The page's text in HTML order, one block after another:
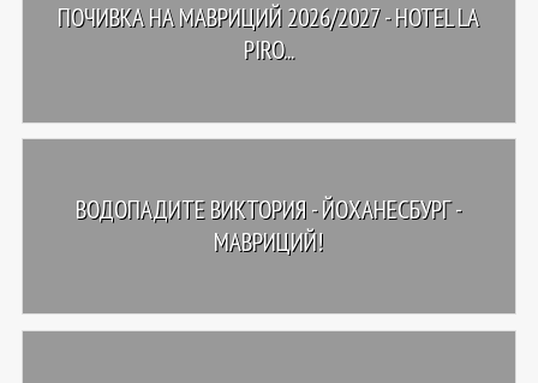
ПОЧИВКА НА МАВРИЦИЙ 2026/2027 - HOTEL LA
PIRO...
ВОДОПАДИТЕ ВИКТОРИЯ - ЙОХАНЕСБУРГ -
МАВРИЦИЙ!